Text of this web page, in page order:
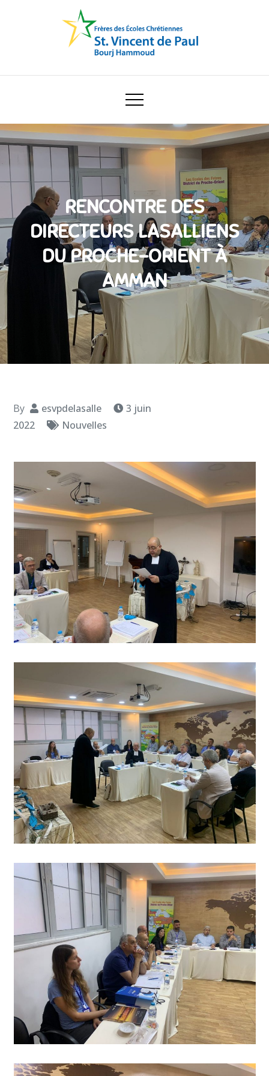
Ecole Saint Vincent de Paul
RENCONTRE DES
DIRECTEURS LASALLIENS
DU PROCHE-ORIENT À
AMMAN
By esvpdelasalle
3 juin
2022
Nouvelles